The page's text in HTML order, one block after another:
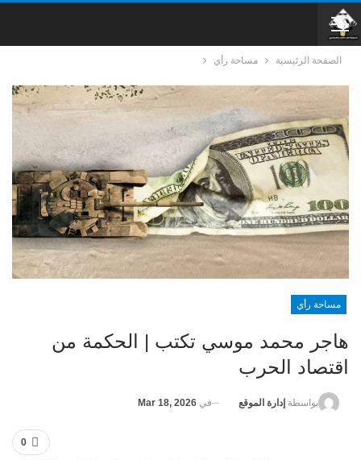
الصفحة الرئيسية مساحة رأي
مساحة رأي
هاجر محمد موسي تكتب | الحكمة من
اقتصاد الحرب
بواسطة إدارة الموقع في Mar 18, 2026
0